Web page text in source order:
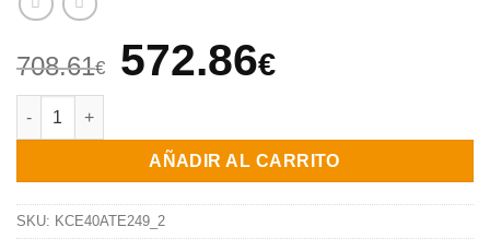
708.61€
El
original
era:
572.86€El
actual
es:
COLECTOR DE ESCAPE TUBULAR INOXIDABLE / PEUGEOT
AÑADIR AL CARRITO
SKU: KCE40ATE249_2